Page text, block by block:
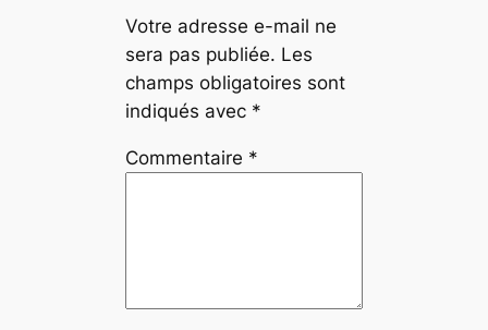
Votre adresse e-mail ne
sera pas publiée. Les
champs obligatoires sont
indiqués avec *
Commentaire *